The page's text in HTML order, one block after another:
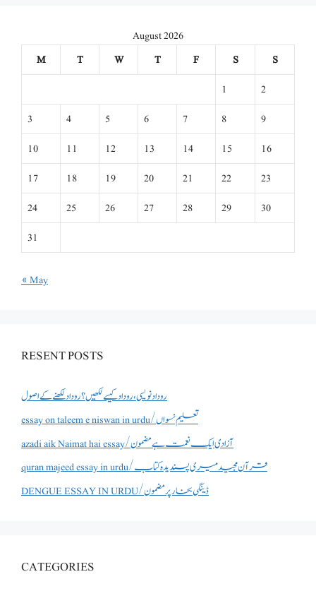
August 2026
M
T W T F S
S
1
2
3
4 5 6 7 8
9
10
11 12 13 14 15
16
17
18 19 20 21 22
23
24
25 26 27 28 29
30
31
« May
RESENT POSTS
روداد نویسی ،روداد کیسے لکھیں؟ روداد لکھنے کے اصول
essay on taleem e niswan in urdu/تعلیم نسواں
azadi aik Naimat hai essay/آزادی ایک نعمت ہے مضمون
quran majeed essay in urdu/قرآن مجید میری پسندیدہ کتاب
DENGUE ESSAY IN URDU/ڈینگی بخار پر مضمون
CATEGORIES